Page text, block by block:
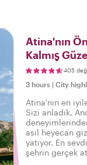
Atina'nın
Kalmış
405
3 hours | City
Atina'nın en
Sizi anladık.
asıl heyecan
yatıyor. En
şehrin gerçek